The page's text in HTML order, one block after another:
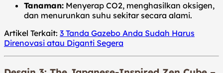
Tanaman: Menyerap CO2, menghasilkan oksigen,
dan menurunkan suhu sekitar secara alami.
Artikel Terkait: 3 Tanda Gazebo Anda Sudah Harus
Direnovasi atau Diganti Segera